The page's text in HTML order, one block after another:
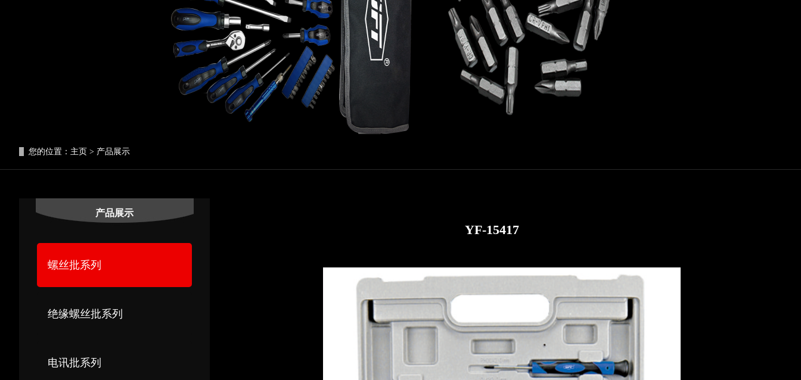
您的位置： 主页 > 产品展示
产品展示
螺丝批系列
绝缘螺丝批系列
电讯批系列
YF-15417